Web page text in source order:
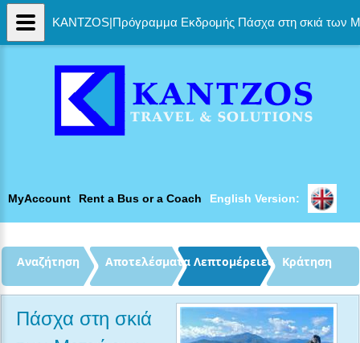
MyAccount Rent a Bus or a Coach English Version:
KANTZOS|Πρόγραμμα Εκδρομής Πάσχα στη σκιά των